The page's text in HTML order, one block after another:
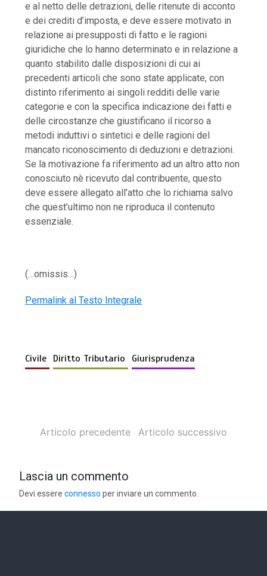
e al netto delle detrazioni, delle ritenute di acconto
e dei crediti d’imposta, e deve essere motivato in
relazione ai presupposti di fatto e le ragioni
giuridiche che lo hanno determinato e in relazione a
quanto stabilito dalle disposizioni di cui ai
precedenti articoli che sono state applicate, con
distinto riferimento ai singoli redditi delle varie
categorie e con la specifica indicazione dei fatti e
delle circostanze che giustificano il ricorso a
metodi induttivi o sintetici e delle ragioni del
mancato riconoscimento di deduzioni e detrazioni.
Se la motivazione fa riferimento ad un altro atto non
conosciuto nè ricevuto dal contribuente, questo
deve essere allegato all’atto che lo richiama salvo
che quest’ultimo non ne riproduca il contenuto
essenziale.
(…omissis…)
Permalink al Testo Integrale
Civile Diritto Tributario Giurisprudenza
Articolo precedente Articolo successivo
Lascia un commento
Devi essereconnesso per inviare un commento.